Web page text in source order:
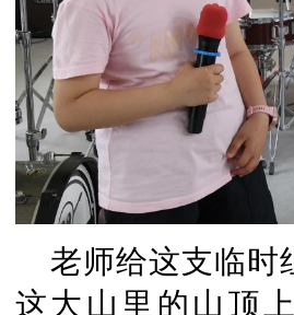
老师给这支临时
这大山里的山顶